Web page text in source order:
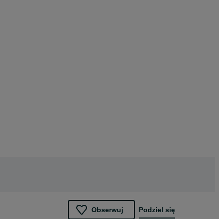
Obserwuj Podziel się